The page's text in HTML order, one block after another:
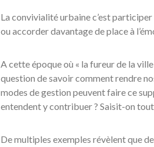
La convivialité urbaine c’est participer
ou accorder davantage de place à
A cette époque où « la fureur de la
question de savoir comment rendre
modes de gestion peuvent faire ce
entendent y contribuer ? Saisit-on
De multiples exemples révèlent que